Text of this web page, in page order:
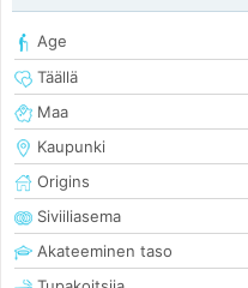
Age
Täällä
Maa
Kaupunki
Origins
Siviiliasema
Akateeminen taso